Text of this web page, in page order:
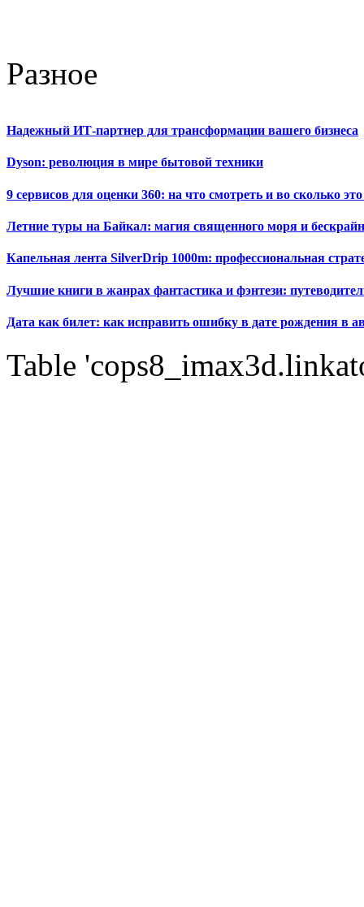
Разное
Надежный ИТ-партнер для трансформации вашего бизнеса
Dyson: революция в мире бытовой техники
9 сервисов для оценки 360: на что смотреть и во сколько это
Летние туры на Байкал: магия священного моря и
Капельная лента SilverDrip 1000m: профессиональная
Лучшие книги в жанрах фантастика и фэнтези:
Дата как билет: как исправить ошибку в дате рождения в
Table